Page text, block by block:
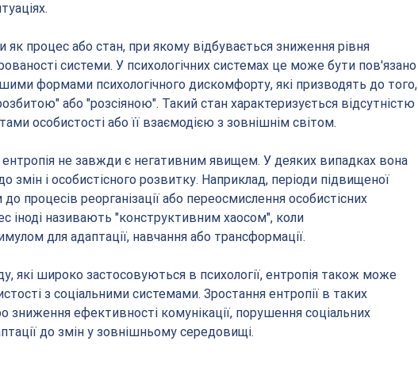
процес або стан, при якому відбувається зниження рівня
системи. У психологічних системах це може бути пов'язано
формами психологічного дискомфорту, які призводять до того,
або "розсіяною". Такий стан характеризується відсутністю
особистості або її взаємодією з зовнішнім світом.
не завжди є негативним явищем. У деяких випадках вона
і особистісного розвитку. Наприклад, періоди підвищеної
процесів реорганізації або переосмислення особистісних
іноді називають "конструктивним хаосом", коли
для адаптації, навчання або трансформації.
які широко застосовуються в психології, ентропія також може
з соціальними системами. Зростання ентропії в таких
зниження ефективності комунікації, порушення соціальних
до змін у зовнішньому середовищі.